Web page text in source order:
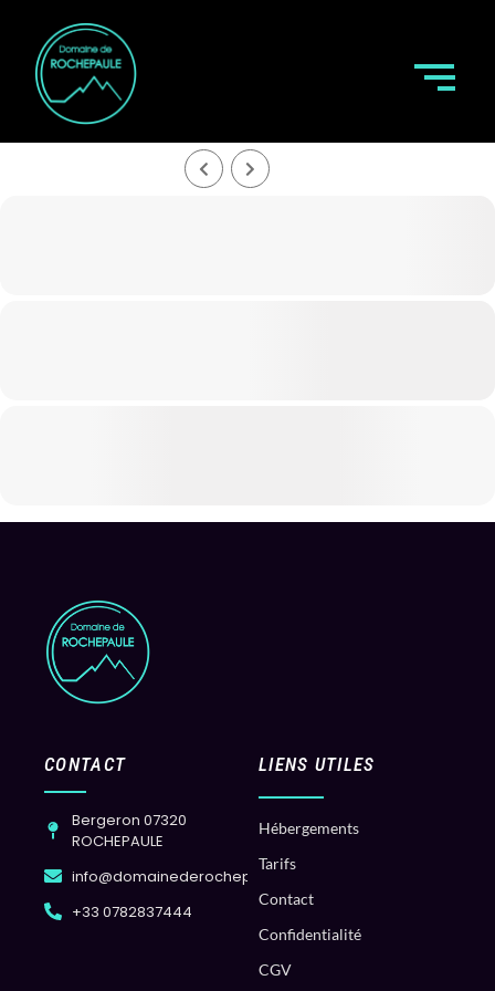
CONTACT
Bergeron 07320
ROCHEPAULE
info@domainederochepaule.com
+33 0782837444
LIENS UTILES
Hébergements
Tarifs
Contact
Confidentialité
CGV